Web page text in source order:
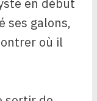
en début
ses galons,
où il